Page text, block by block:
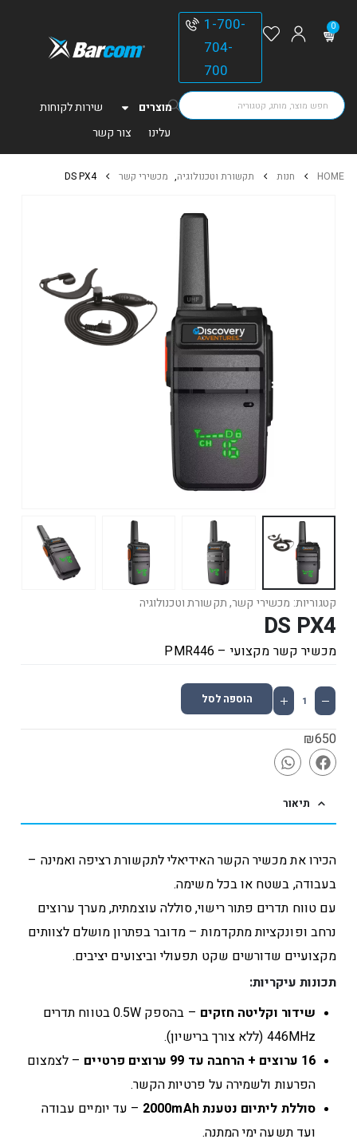
0
1-700-
704-
700
מוצרים
שירות לקוחות
עלינו
צור קשר
HOME חנות תקשורת וטכנולוגיה, מכשירי קשר DS PX4
קטגוריות: מכשירי קשר,תקשורת וטכנולוגיה
DS PX4
מכשיר קשר מקצועי – PMR446
₪650
הוספה לסל
תיאור
הכירו את מכשיר הקשר האידיאלי לתקשורת רציפה ואמינה –
בעבודה, בשטח או בכל משימה.
עם טווח תדרים פתור רישוי, סוללה עוצמתית, מערך ערוצים
נרחב ופונקציות מתקדמות – מדובר בפתרון מושלם לצוותים
מקצועיים שדורשים שקט תפעולי וביצועים יציבים.
תכונות עיקריות:
שידור וקליטה חזקים
– בהספק 0.5W בטווח תדרים
446MHz (ללא צורך ברישיון).
16 ערוצים + הרחבה עד 99 ערוצים פרטיים
– לצמצום
הפרעות ולשמירה על פרטיות הקשר.
סוללת ליתיום נטענת 2000mAh
– עד יומיים עבודה
ועד תשעה ימי המתנה.